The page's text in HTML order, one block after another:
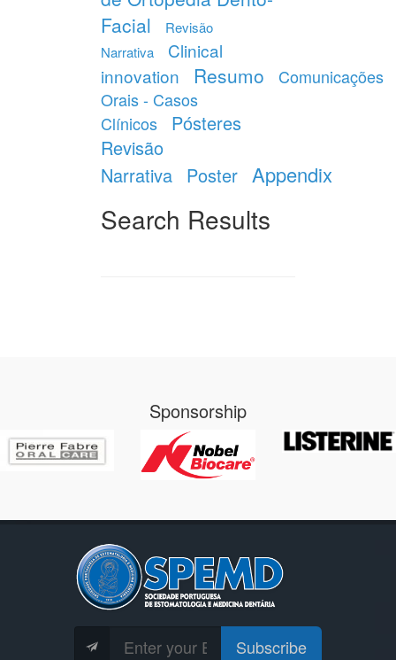
Facial
Revisão
Narrativa
Clinical
innovation
Resumo
Comunicações
Orais - Casos
Clínicos
Pósteres
Revisão
Narrativa Poster Appendix
Search Results
Sponsorship
Subscribe